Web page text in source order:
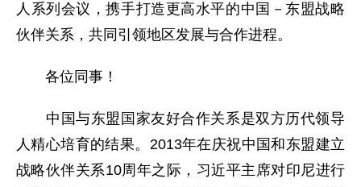
人系列会议，携手打造更高水平的中国－东盟战略
伙伴关系，共同引领地区发展与合作进程。
各位同事！
中国与东盟国家友好合作关系是双方历代领导
人精心培育的结果。2013年在庆祝中国和东盟建立
战略伙伴关系10周年之际，习近平主席对印尼进行